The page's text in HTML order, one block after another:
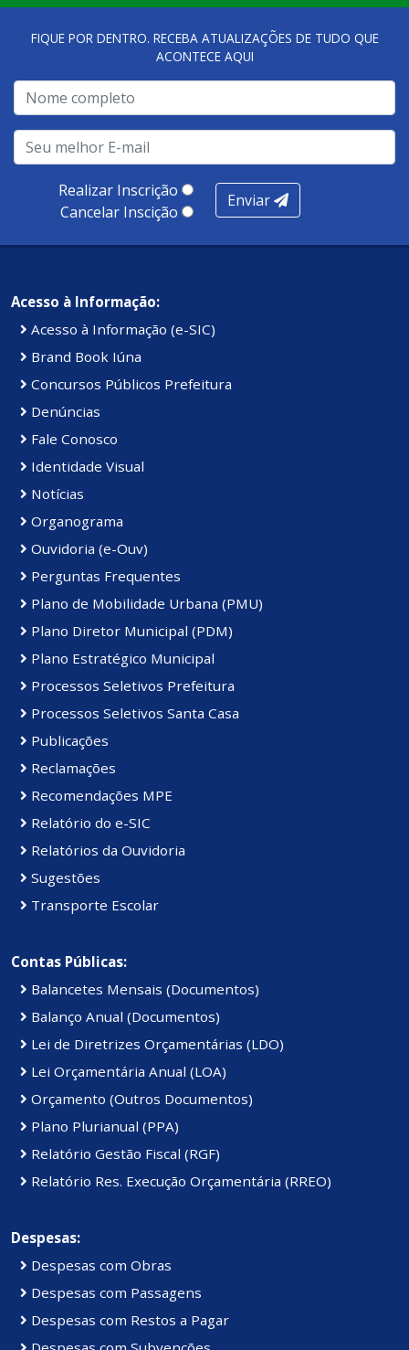
FIQUE POR DENTRO. RECEBA ATUALIZAÇÕES DE TUDO QUE
ACONTECE AQUI
Realizar Inscrição
Cancelar Inscição
Enviar
Acesso à Informação:
Acesso à Informação (e-SIC)
Brand Book Iúna
Concursos Públicos Prefeitura
Denúncias
Fale Conosco
Identidade Visual
Notícias
Organograma
Ouvidoria (e-Ouv)
Perguntas Frequentes
Plano de Mobilidade Urbana (PMU)
Plano Diretor Municipal (PDM)
Plano Estratégico Municipal
Processos Seletivos Prefeitura
Processos Seletivos Santa Casa
Publicações
Reclamações
Recomendações MPE
Relatório do e-SIC
Relatórios da Ouvidoria
Sugestões
Transporte Escolar
Contas Públicas:
Balancetes Mensais (Documentos)
Balanço Anual (Documentos)
Lei de Diretrizes Orçamentárias (LDO)
Lei Orçamentária Anual (LOA)
Orçamento (Outros Documentos)
Plano Plurianual (PPA)
Relatório Gestão Fiscal (RGF)
Relatório Res. Execução Orçamentária (RREO)
Despesas:
Despesas com Obras
Despesas com Passagens
Despesas com Restos a Pagar